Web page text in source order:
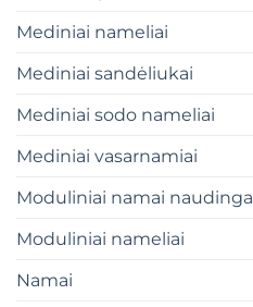
Mediniai nameliai
Mediniai sandėliukai
Mediniai sodo nameliai
Mediniai vasarnamiai
Moduliniai namai naudinga
Moduliniai nameliai
Namai